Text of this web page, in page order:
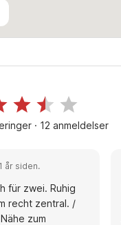
· 12 anmeldelser
år siden.
für zwei. Ruhig
recht zentral. /
zum